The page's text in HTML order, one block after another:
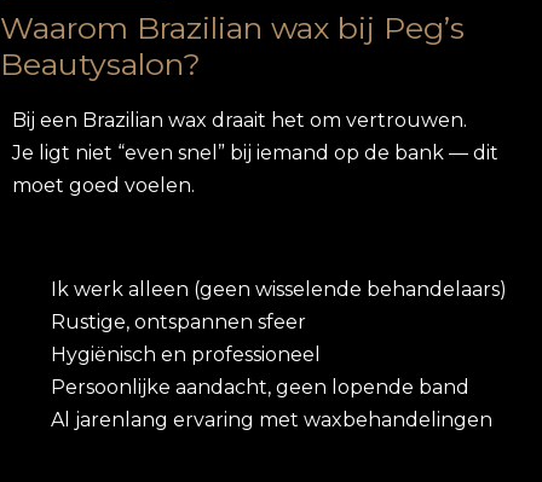
Waarom Brazilian wax bij Peg’s
Beautysalon?
Bij een Brazilian wax draait het om vertrouwen.
Je ligt niet “even snel” bij iemand op de bank — dit
moet goed voelen.
Ik werk alleen (geen wisselende behandelaars)
Rustige, ontspannen sfeer
Hygiënisch en professioneel
Persoonlijke aandacht, geen lopende band
Al jarenlang ervaring met waxbehandelingen